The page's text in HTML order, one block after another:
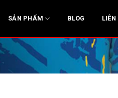
SẢN PHẨM BLOG LIÊN